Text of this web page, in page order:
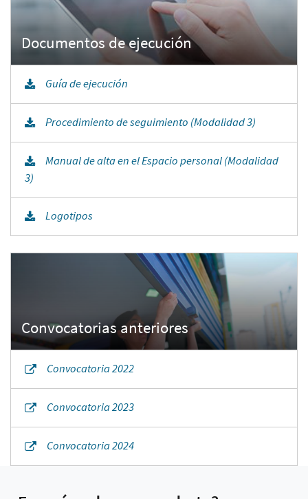
Guía de ejecución
Procedimiento de seguimiento (Modalidad 3)
Manual de alta en el Espacio personal (Modalidad
3)
Logotipos
Convocatoria 2022
Convocatoria 2023
Convocatoria 2024